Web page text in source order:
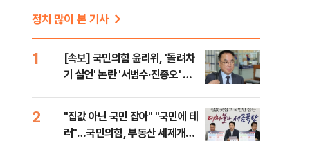
정치 많이 본 기사
1
[속보] 국민의힘 윤리위, '돌려차
기 실언' 논란 '서범수·진종오' 징
2
"집값 아닌 국민 잡아" "국민에 테
러"…국민의힘, 부동산 세제개편